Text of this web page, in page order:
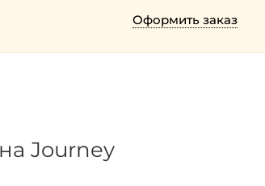
Оформить заказ
Journey